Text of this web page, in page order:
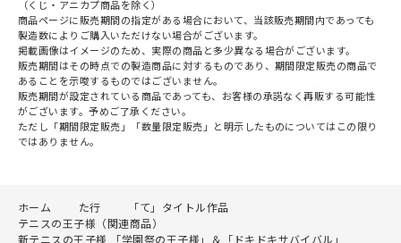
（くじ・アニカプ商品を除く）
商品ページに販売期間の指定がある場合において、当該販売期間内であっても
製造数によりご購入いただけない場合がございます。
掲載画像はイメージのため、実際の商品と多少異なる場合がございます。
販売期間はその時点での製造商品に対するものであり、期間限定販売の商品で
あることを示唆するものではございません。
販売期間が設定されている商品であっても、お客様の承諾なく再販する可能性
がございます。予めご了承ください。
ただし「期間限定販売」「数量限定販売」と明示したものについてはこの限り
ではありません。
ホーム た行
「て」タイトル作品
テニスの王子様（関連商品）
新テニスの王子様 「学園祭の王子様」＆「ドキドキサバイバル」